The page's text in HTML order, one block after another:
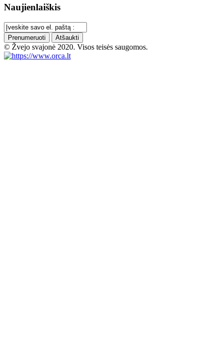
Naujienlaiškis
Prenumeruoti Atšaukti
© Žvejo svajonė 2020. Visos teisės saugomos.